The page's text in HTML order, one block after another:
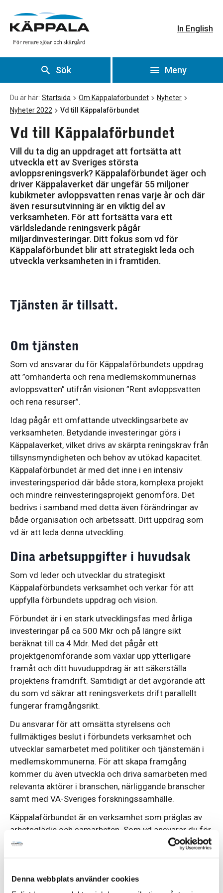
Denna webbplats använder cookies
In English
Sök Meny
Du är här: Startsida Om Käppalaförbundet
Nyheter
Nyheter 2022
Vd till Käppalaförbundet
Vd till Käppalaförbundet
Vill du ta dig an uppdraget att fortsätta att
utveckla ett av Sveriges största
avloppsreningsverk? Käppalaförbundet äger och
driver Käppalaverket där ungefär 55 miljoner
kubikmeter avloppsvatten renas varje år och där
även resursutvinning är en viktig del av
verksamheten. För att fortsätta vara ett
världsledande reningsverk pågår
miljardinvesteringar. Ditt fokus som vd för
Käppalaförbundet blir att strategiskt leda och
utveckla verksamheten in i framtiden.
Tjänsten är tillsatt.
Om tjänsten
Som vd ansvarar du för Käppalaförbundets uppdrag
att ”omhänderta och rena medlemskommunernas
avloppsvatten” utifrån visionen ”Rent avloppsvatten
och rena resurser”.
Idag pågår ett omfattande utvecklingsarbete av
verksamheten. Betydande investeringar görs i
Käppalaverket, vilket drivs av skärpta reningskrav från
tillsynsmyndigheten och behov av utökad kapacitet.
Käppalaförbundet är med det inne i en intensiv
investeringsperiod där både stora, komplexa projekt
och mindre reinvesteringsprojekt genomförs. Det
bedrivs i samband med detta även förändringar av
både organisation och arbetssätt. Ditt uppdrag som
vd är att leda denna utveckling.
Dina arbetsuppgifter i huvudsak
Som vd leder och utvecklar du strategiskt
Käppalaförbundets verksamhet och verkar för att
uppfylla förbundets uppdrag och vision.
Förbundet är i en stark utvecklingsfas med årliga
investeringar på ca 500 Mkr och på längre sikt
beräknat till ca 4 Mdr. Med det pågår ett
projektgenomförande som växlar upp ytterligare
framåt och ditt huvuduppdrag är att säkerställa
projektens framdrift. Samtidigt är det avgörande att
du som vd säkrar att reningsverkets drift parallellt
fungerar framgångsrikt.
Du ansvarar för att omsätta styrelsens och
fullmäktiges beslut i förbundets verksamhet och
utvecklar samarbetet med politiker och tjänstemän i
medlemskommunerna. För att skapa framgång
kommer du även utveckla och driva samarbeten med
relevanta aktörer i branschen, närliggande branscher
samt med VA-Sveriges forskningssamhälle.
Käppalaförbundet är en verksamhet som präglas av
arbetsglädje och samarbeten. Som vd ansvarar du för
att värna om och fortsätt utveckla den fina kultur och
Du leder din ledningsgrupp bestående av chef för